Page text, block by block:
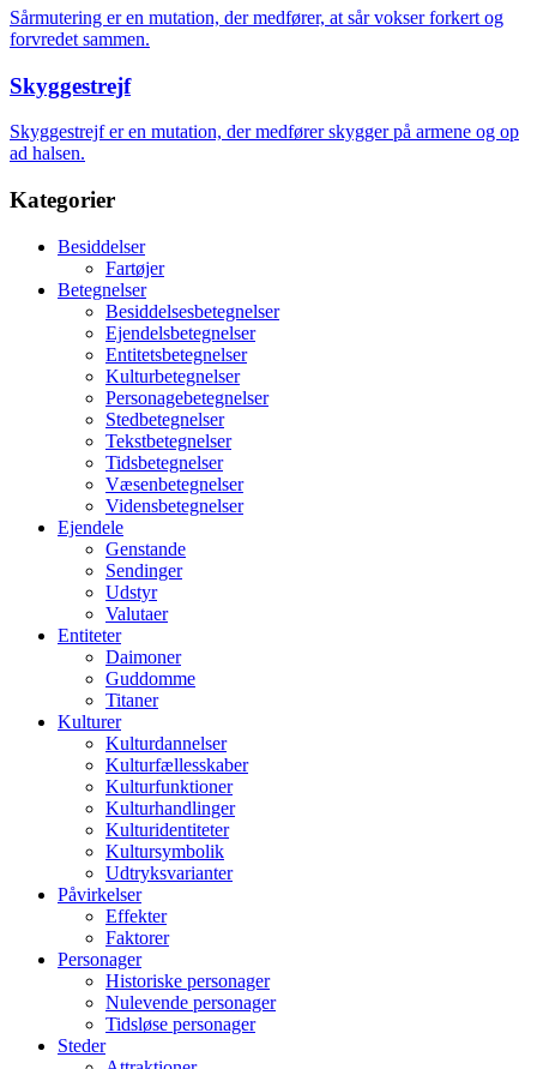
Sårmutering er en mutation, der medfører, at sår vokser forkert og
forvredet sammen.
Skyggestrejf
Skyggestrejf er en mutation, der medfører skygger på armene og op
ad halsen.
Kategorier
Besiddelser
Fartøjer
Betegnelser
Besiddelsesbetegnelser
Ejendelsbetegnelser
Entitetsbetegnelser
Kulturbetegnelser
Personagebetegnelser
Stedbetegnelser
Tekstbetegnelser
Tidsbetegnelser
Væsenbetegnelser
Vidensbetegnelser
Ejendele
Genstande
Sendinger
Udstyr
Valutaer
Entiteter
Daimoner
Guddomme
Titaner
Kulturer
Kulturdannelser
Kulturfællesskaber
Kulturfunktioner
Kulturhandlinger
Kulturidentiteter
Kultursymbolik
Udtryksvarianter
Påvirkelser
Effekter
Faktorer
Personager
Historiske personager
Nulevende personager
Tidsløse personager
Steder